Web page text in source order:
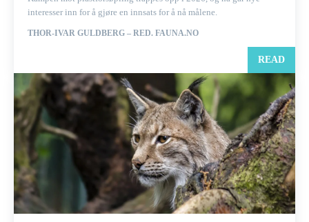
interesser inn for å gjøre en innsats for å nå målene.
THOR-IVAR GULDBERG – RED. FAUNA.NO
READ